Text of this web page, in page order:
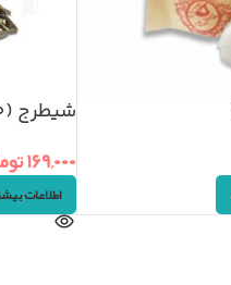
شیطرج (50گرم)
۱۶۹,۰۰۰
اطلاعات